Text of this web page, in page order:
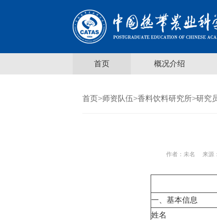
首页 概况介绍
首页>师资队伍>香料饮料研究所>研究
作者： 未名 来源
一、基本信息
姓名